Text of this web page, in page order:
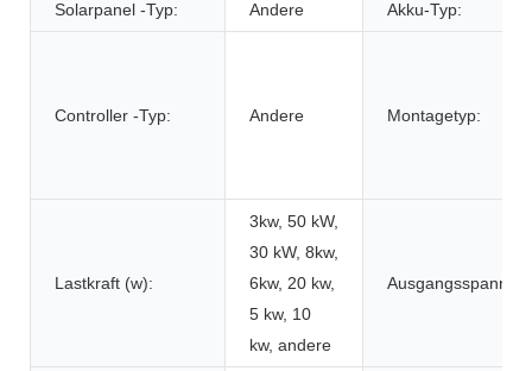
Solarpanel -Typ: Andere Akku-Typ:
Controller -Typ: Andere Montagetyp:
Lastkraft (w):
3kw, 50 kW,
30 kW, 8kw,
6kw, 20 kw,
5 kw, 10
kw, andere